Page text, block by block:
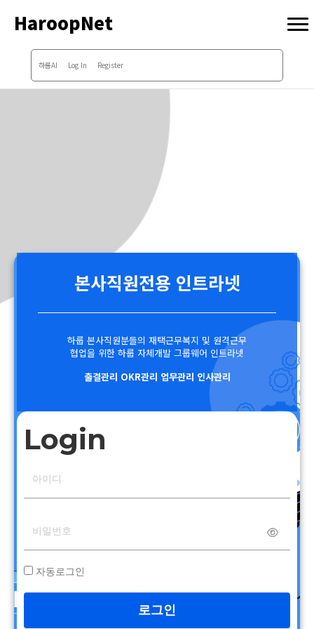
HaroopNet
하룹AI Log In Register
Login
자동로그인
로그인
본사직원전용 인트라넷
하룹 본사직원분들의 재택근무복지 및 원격근무
협업을 위한 하룹 자체개발 그룹웨어 인트라넷
출결관리 OKR관리 업무관리 인사관리